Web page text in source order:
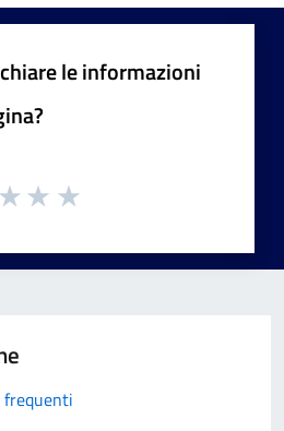
le informazioni
frequenti